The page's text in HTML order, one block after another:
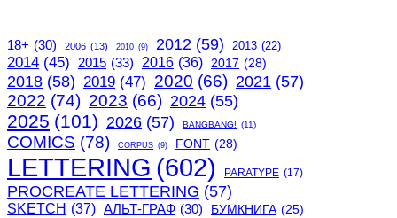
18+ (30) 2006 (13) 2010 (9) 2012 (59) 2013 (22)
2014 (45) 2015 (33) 2016 (36) 2017 (28)
2018 (58) 2019 (47) 2020 (66) 2021 (57)
2022 (74) 2023 (66) 2024 (55)
2025 (101) 2026 (57) BANGBANG! (11)
COMICS (78) CORPUS (9) FONT (28)
LETTERING (602) PARATYPE (17)
PROCREATE LETTERING (57)
SKETCH (37) АЛЬТ-ГРАФ (30) БУМКНИГА (25)